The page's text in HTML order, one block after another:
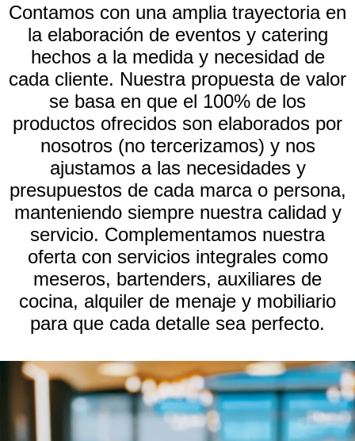
Contamos con una amplia trayectoria en
la elaboración de eventos y catering
hechos a la medida y necesidad de
cada cliente. Nuestra propuesta de valor
se basa en que el 100% de los
productos ofrecidos son elaborados por
nosotros (no tercerizamos) y nos
ajustamos a las necesidades y
presupuestos de cada marca o persona,
manteniendo siempre nuestra calidad y
servicio. Complementamos nuestra
oferta con servicios integrales como
meseros, bartenders, auxiliares de
cocina, alquiler de menaje y mobiliario
para que cada detalle sea perfecto.